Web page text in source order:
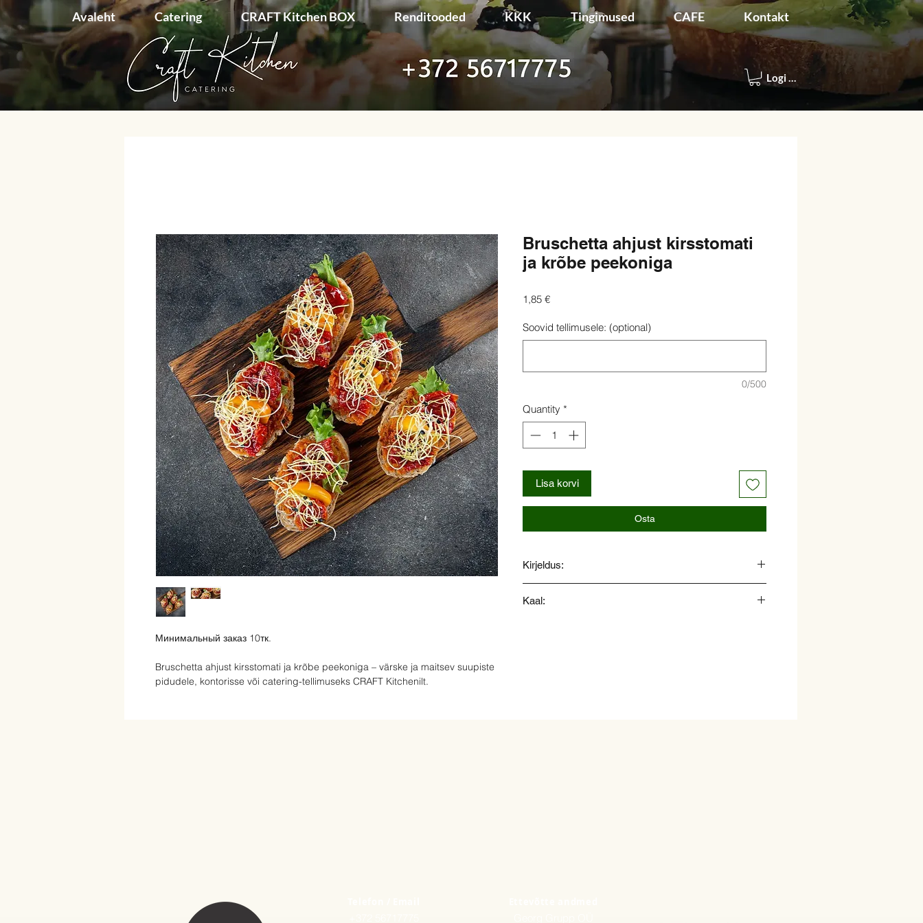
Avaleht Catering CRAFT Kitchen BOX Renditooded KKK Tingimused CAFE Kontakt
Logi sisse
Минимальный заказ 10тк.
Bruschetta ahjust kirsstomati ja krõbe peekoniga – värske ja maitsev suupiste
pidudele, kontorisse või catering-tellimuseks CRAFT Kitchenilt.
Bruschetta ahjust kirsstomati
ja krõbe peekoniga
1,85 €Price
Soovid tellimusele: (optional)
0/500
Quantity *
Lisa korvi
Osta
Kirjeldus:
Kaal: